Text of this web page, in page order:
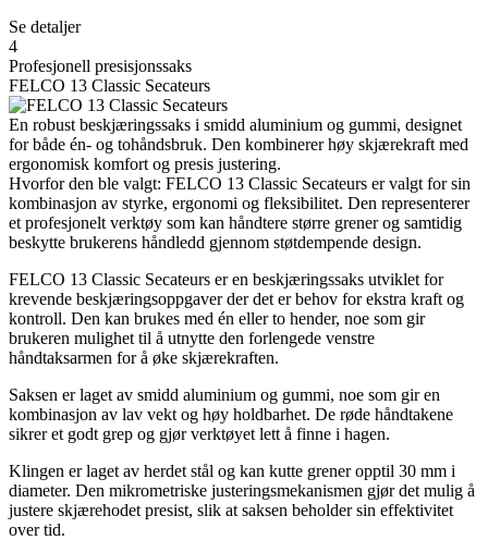
Se detaljer
4
Profesjonell presisjonssaks
FELCO 13 Classic Secateurs
En robust beskjæringssaks i smidd aluminium og gummi, designet
for både én- og tohåndsbruk. Den kombinerer høy skjærekraft med
ergonomisk komfort og presis justering.
Hvorfor den ble valgt: FELCO 13 Classic Secateurs er valgt for sin
kombinasjon av styrke, ergonomi og fleksibilitet. Den representerer
et profesjonelt verktøy som kan håndtere større grener og samtidig
beskytte brukerens håndledd gjennom støtdempende design.
FELCO 13 Classic Secateurs er en beskjæringssaks utviklet for
krevende beskjæringsoppgaver der det er behov for ekstra kraft og
kontroll. Den kan brukes med én eller to hender, noe som gir
brukeren mulighet til å utnytte den forlengede venstre
håndtaksarmen for å øke skjærekraften.
Saksen er laget av smidd aluminium og gummi, noe som gir en
kombinasjon av lav vekt og høy holdbarhet. De røde håndtakene
sikrer et godt grep og gjør verktøyet lett å finne i hagen.
Klingen er laget av herdet stål og kan kutte grener opptil 30 mm i
diameter. Den mikrometriske justeringsmekanismen gjør det mulig å
justere skjærehodet presist, slik at saksen beholder sin effektivitet
over tid.